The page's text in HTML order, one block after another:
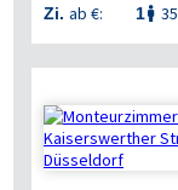
Zi. ab €: 1 35